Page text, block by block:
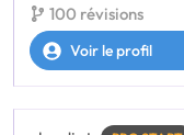
100 révisions
Voir le profil